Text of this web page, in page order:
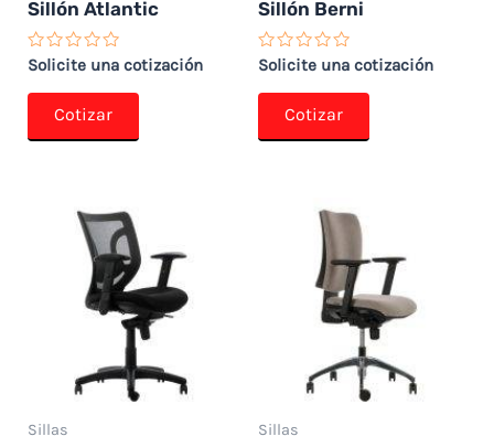
Sillón Atlantic
Valorado
con
0
Solicite una cotización
Cotizar
Sillón Berni
Valorado
con
0
Solicite una cotización
Cotizar
Sillas Sillas